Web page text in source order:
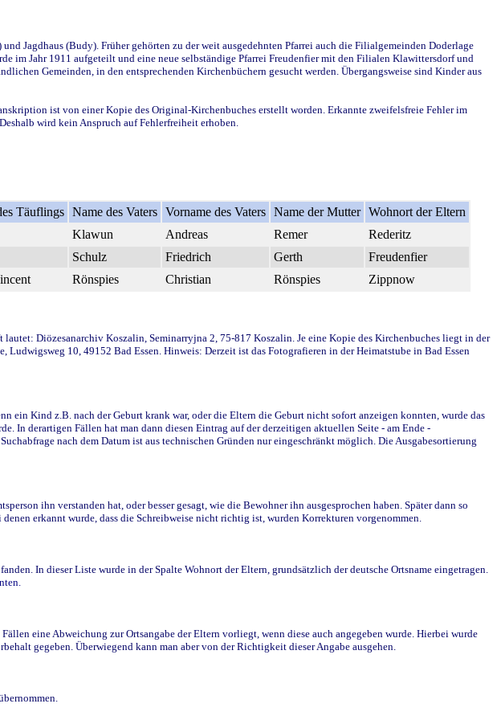
Jagdhaus (Budy). Früher gehörten zu der weit ausgedehnten Pfarrei auch die Filialgemeinden Doderlage
im Jahr 1911 aufgeteilt und eine neue selbständige Pfarrei Freudenfier mit den Filialen Klawittersdorf und
Gemeinden, in den entsprechenden Kirchenbüchern gesucht werden. Übergangsweise sind Kinder aus
ist von einer Kopie des Original-Kirchenbuches erstellt worden. Erkannte zweifelsfreie Fehler im
wird kein Anspruch auf Fehlerfreiheit erhoben.
Täuflings Name des Vaters Vorname des Vaters Name der Mutter Wohnort der Eltern
Klawun Andreas Remer
Rederitz
Schulz Friedrich Gerth
Freudenfier
Rönspies Christian Rönspies Zippnow
Diözesanarchiv Koszalin, Seminarryjna 2, 75-817 Koszalin. Je eine Kopie des Kirchenbuches liegt in der
10, 49152 Bad Essen. Hinweis: Derzeit ist das Fotografieren in der Heimatstube in Bad Essen
ein Kind z.B. nach der Geburt krank war, oder die Eltern die Geburt nicht sofort anzeigen konnten, wurde das
In derartigen Fällen hat man dann diesen Eintrag auf der derzeitigen aktuellen Seite - am Ende -
nach dem Datum ist aus technischen Gründen nur eingeschränkt möglich. Die Ausgabesortierung
ihn verstanden hat, oder besser gesagt, wie die Bewohner ihn ausgesprochen haben. Später dann so
erkannt wurde, dass die Schreibweise nicht richtig ist, wurden Korrekturen vorgenommen.
In dieser Liste wurde in der Spalte Wohnort der Eltern, grundsätzlich der deutsche Ortsname eingetragen.
eine Abweichung zur Ortsangabe der Eltern vorliegt, wenn diese auch angegeben wurde. Hierbei wurde
gegeben. Überwiegend kann man aber von der Richtigkeit dieser Angabe ausgehen.